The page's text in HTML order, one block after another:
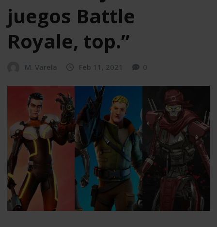
juegos Battle
Royale, top.”
M. Varela Feb 11, 2021 0